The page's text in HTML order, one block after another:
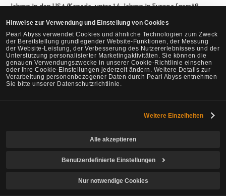
Hinweise zur Verwendung und Einstellung von Cookies
Pearl Abyss verwendet Cookies und ähnliche Technologien zum Zweck
der Bereitstellung grundlegender Website-Funktionen, der Messung
der Website-Leistung, der Verbesserung des Nutzererlebnisses und der
Unterstützung personalisierter Marketingaktivitäten. Sie können die
genauen Verwendungszwecke in unserer Cookie-Richtlinie einsehen
oder Ihre Cookie-Einstellungen jederzeit ändern. Weitere Details zur
Verarbeitung personenbezogener Daten durch Pearl Abyss entnehmen
Sie bitte unserer Datenschutzrichtlinie.
Weitere Einzelheiten
Alle akzeptieren
Benutzerdefinierte Einstellungen
Nur notwendige Cookies
Jahren in den USA/Kanada, unter 16 Jahren in Europa (gemäß
Mitgliedstaaten festgelegt wurde), unter 18 Jahren in Brasilien)
(hiernach „minderjährige Nutzer"), richtet keine
interessenbezogene Werbung an sie und veranlasst sie nicht
vorsätzlich zur Nutzung unserer Dienste. (Nutzer im Alter von 13 bis
18 Jahren im Vereinigten Königreich, in den Britischen
Überseegebieten im Indischen Ozean und auf den Britischen
- Minderjährige Nutzer können der Gesellschaft ihre
haben, wird sie diese Daten schnellstmöglich löschen.
Gesellschaft bitte keinerlei personenbezogene Daten wie Name,
Meinung sein, dass wir Daten von solchen Nutzern gespeichert